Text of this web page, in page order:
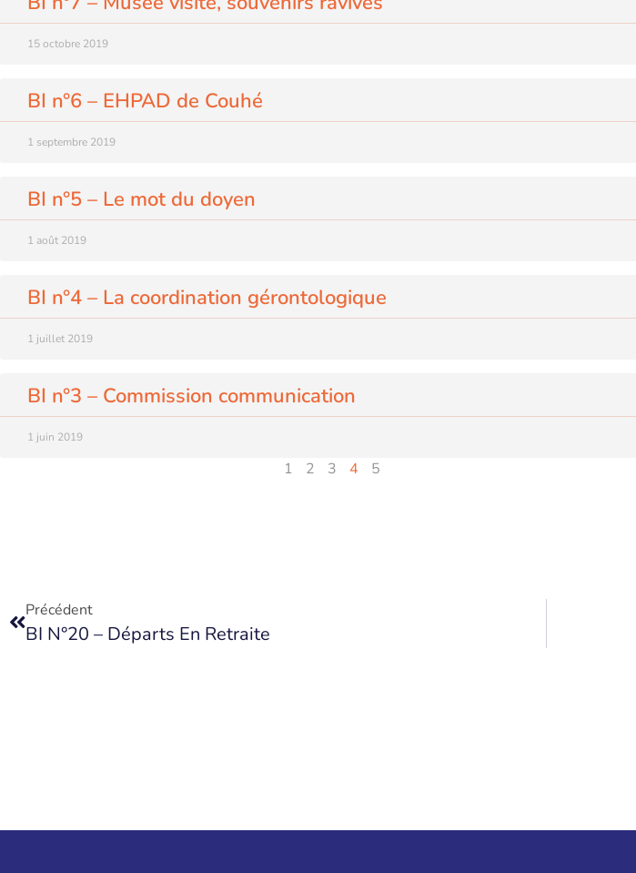
15 octobre 2019
BI n°6 – EHPAD de Couhé
1 septembre 2019
BI n°5 – Le mot du doyen
1 août 2019
BI n°4 – La coordination gérontologique
1 juillet 2019
BI n°3 – Commission communication
1 juin 2019
1 2 3 4 5
Précédent
BI N°20 – Départs En Retraite